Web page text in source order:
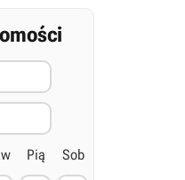
Pią Sob